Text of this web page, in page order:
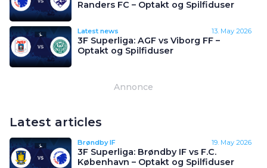
Randers FC – Optakt og Spilfiduser
Latest news 13. May 2026
3F Superliga: AGF vs Viborg FF –
Optakt og Spilfiduser
Annonce
Latest articles
Brøndby IF 19. May 2026
3F Superliga: Brøndby IF vs F.C.
København – Optakt og Spilfiduser